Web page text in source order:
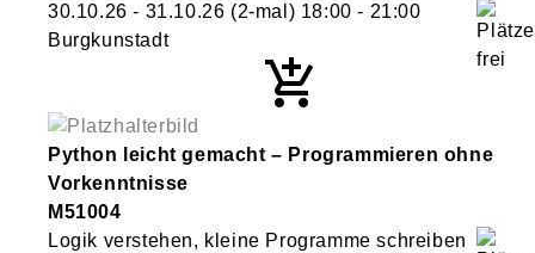
30.10.26 - 31.10.26 (2-mal) 18:00 - 21:00
Burgkunstadt
Python leicht gemacht – Programmieren ohne
Vorkenntnisse
M51004
Logik verstehen, kleine Programme schreiben